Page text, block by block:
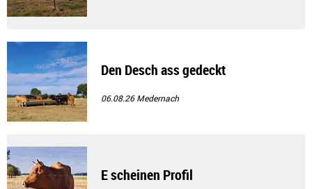
Den Desch ass gedeckt
06.08.26Medernach
E scheinen Profil